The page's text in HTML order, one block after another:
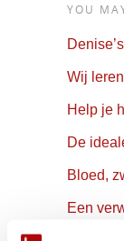
YOU
Wij
Help je
De
Bloed,
Een